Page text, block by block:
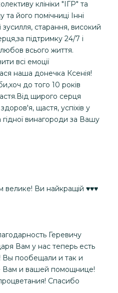
клініки "ІГР" та
його помічниці Інні
старання, високий
підтримку 24/7 і
всього життя.
всі емоції
наша донечка Ксенія!
до того 10 років
щирого серця
щастя, успіхів у
гідної винагороди за Вашу
Ви найкращій ♥️♥️♥️
Геревичу
Вам у нас теперь есть
Вы пообещали и так и
Вам и вашей помощнице!
Спасибо